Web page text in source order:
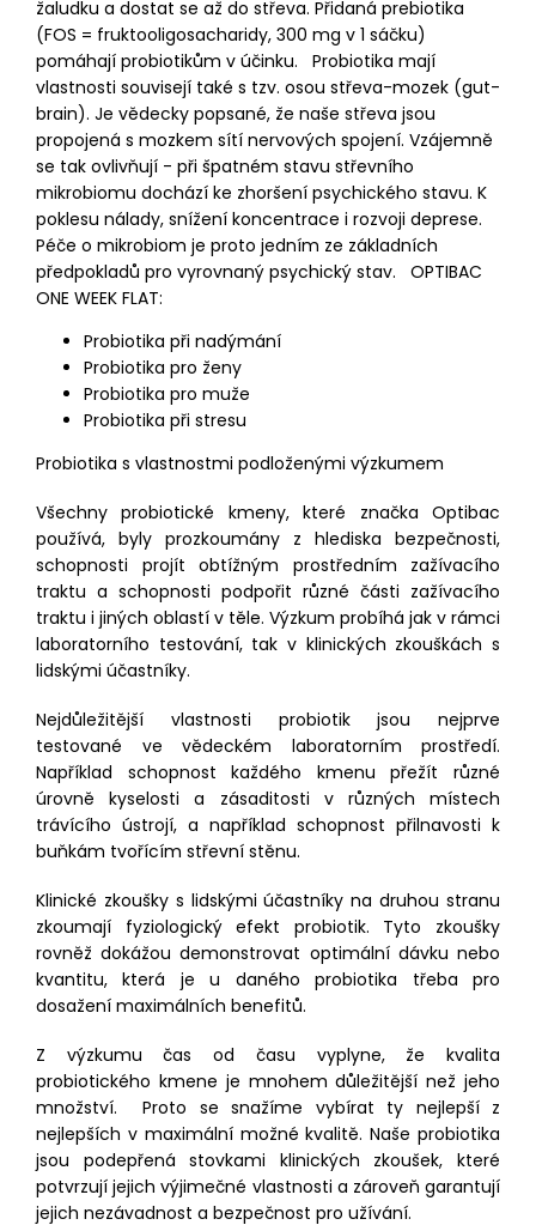
žaludku a dostat se až do střeva. Přidaná prebiotika
(FOS = fruktooligosacharidy, 300 mg v 1 sáčku)
pomáhají probiotikům v účinku. Probiotika mají
vlastnosti souvisejí také s tzv. osou střeva-mozek (gut-
brain). Je vědecky popsané, že naše střeva jsou
propojená s mozkem sítí nervových spojení. Vzájemně
se tak ovlivňují - při špatném stavu střevního
mikrobiomu dochází ke zhoršení psychického stavu. K
poklesu nálady, snížení koncentrace i rozvoji deprese.
Péče o mikrobiom je proto jedním ze základních
předpokladů pro vyrovnaný psychický stav. OPTIBAC
ONE WEEK FLAT:
Probiotika při nadýmání
Probiotika pro ženy
Probiotika pro muže
Probiotika při stresu
Probiotika s vlastnostmi podloženými výzkumem
Všechny probiotické kmeny, které značka Optibac
používá, byly prozkoumány z hlediska bezpečnosti,
schopnosti projít obtížným prostředním zažívacího
traktu a schopnosti podpořit různé části zažívacího
traktu i jiných oblastí v těle. Výzkum probíhá jak v rámci
laboratorního testování, tak v klinických zkouškách s
lidskými účastníky.
Nejdůležitější vlastnosti probiotik jsou nejprve
testované ve vědeckém laboratorním prostředí.
Například schopnost každého kmenu přežít různé
úrovně kyselosti a zásaditosti v různých místech
trávícího ústrojí, a například schopnost přilnavosti k
buňkám tvořícím střevní stěnu.
Klinické zkoušky s lidskými účastníky na druhou stranu
zkoumají fyziologický efekt probiotik. Tyto zkoušky
rovněž dokážou demonstrovat optimální dávku nebo
kvantitu, která je u daného probiotika třeba pro
dosažení maximálních benefitů.
Z výzkumu čas od času vyplyne, že kvalita
probiotického kmene je mnohem důležitější než jeho
množství. Proto se snažíme vybírat ty nejlepší z
nejlepších v maximální možné kvalitě. Naše probiotika
jsou podepřená stovkami klinických zkoušek, které
potvrzují jejich výjimečné vlastnosti a zároveň garantují
jejich nezávadnost a bezpečnost pro užívání.